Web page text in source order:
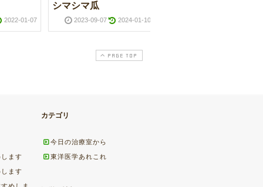
2022-01-07
シマシマ瓜
2023-09-07 2024-01-10
PAGE TOP
ます
ます
カテゴリ
今日の治療室から
東洋医学あれこれ